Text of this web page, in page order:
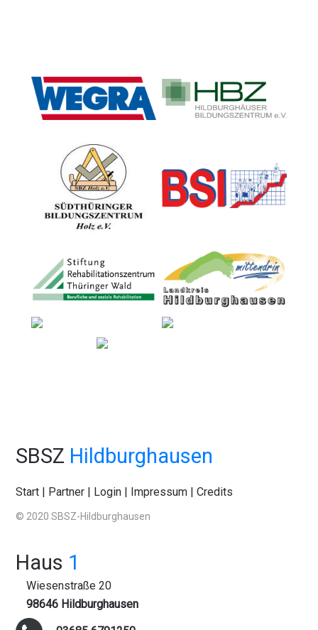
SBSZ Hildburghausen
Start | Partner | Login | Impressum |Credits
© 2020 SBSZ-Hildburghausen
Haus 1
Wiesenstraße 20
98646 Hildburghausen